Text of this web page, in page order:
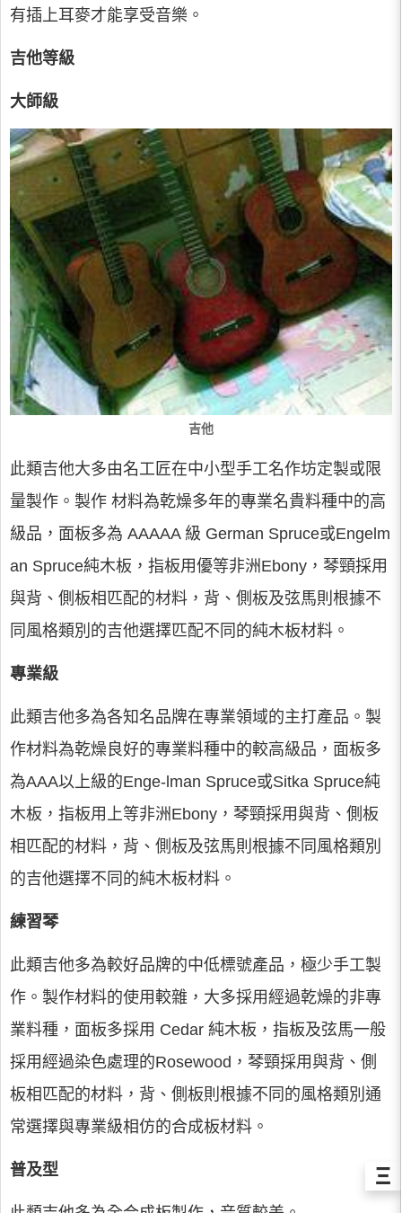
有插上耳麥才能享受音樂。
吉他等級
大師級
吉他
此類吉他大多由名工匠在中小型手工名作坊定製或限
量製作。製作 材料為乾燥多年的專業名貴料種中的高
級品，面板多為 AAAAA 級 German Spruce或Engelm
an Spruce純木板，指板用優等非洲Ebony，琴頸採用
與背、側板相匹配的材料，背、側板及弦馬則根據不
同風格類別的吉他選擇匹配不同的純木板材料。
專業級
此類吉他多為各知名品牌在專業領域的主打產品。製
作材料為乾燥良好的專業料種中的較高級品，面板多
為AAA以上級的Enge-lman Spruce或Sitka Spruce純
木板，指板用上等非洲Ebony，琴頸採用與背、側板
相匹配的材料，背、側板及弦馬則根據不同風格類別
的吉他選擇不同的純木板材料。
練習琴
此類吉他多為較好品牌的中低標號產品，極少手工製
作。製作材料的使用較雜，大多採用經過乾燥的非專
業料種，面板多採用 Cedar 純木板，指板及弦馬一般
採用經過染色處理的Rosewood，琴頸採用與背、側
板相匹配的材料，背、側板則根據不同的風格類別通
常選擇與專業級相仿的合成板材料。
普及型 Ξ